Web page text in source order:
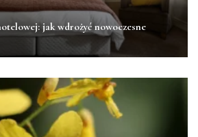
jak wdrożyć nowoczesne